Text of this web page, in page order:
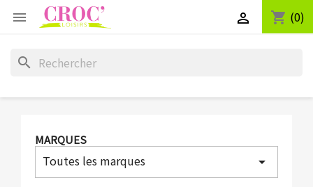
 shopping_cart (0)

search
MARQUES
Toutes les marques arrow_drop_down